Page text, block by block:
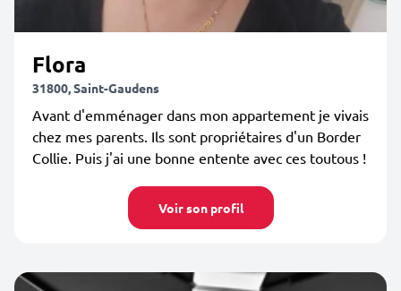
Flora
31800, Saint-Gaudens
Avant d'emménager dans mon appartement je vivais
chez mes parents. Ils sont propriétaires d'un Border
Collie. Puis j'ai une bonne entente avec ces toutous !
Voir son profil